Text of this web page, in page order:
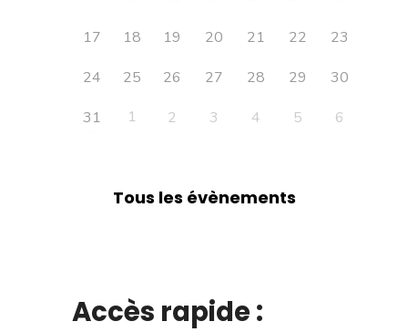
17 18 19 20 21 22
23
24
25 26 27 28 29
30
31
1 2 3 4 5 6
Tous les évènements
Accès rapide :